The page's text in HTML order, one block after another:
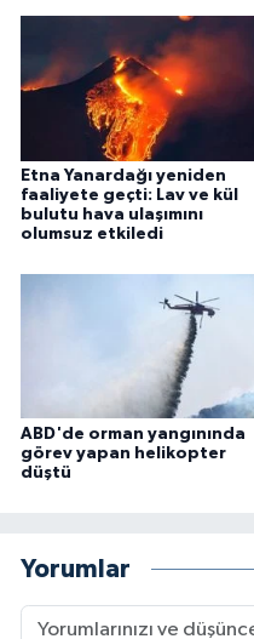
Etna Yanardağı yeniden
faaliyete geçti: Lav ve kül
bulutu hava ulaşımını
olumsuz etkiledi
ABD'de orman yangınında
görev yapan helikopter
düştü
Yorumlar